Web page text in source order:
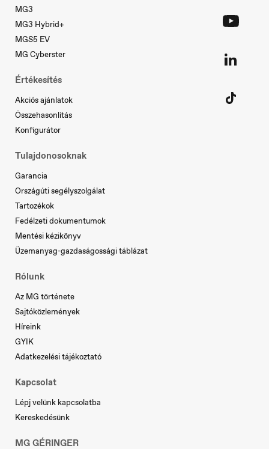
Deutsch
Portugal
Português
Serbia
Srpski
Slovakia
Slovenčina
Slovenia
Slovenščina
MG3
MG3 Hybrid+
MGS5 EV
MG Cyberster
Értékesítés
Akciós ajánlatok
Összehasonlítás
Konfigurátor
Tulajdonosoknak
Garancia
Országúti segélyszolgálat
Tartozékok
Fedélzeti dokumentumok
Mentési kézikönyv
Üzemanyag-gazdaságossági táblázat
Rólunk
Az MG története
Sajtóközlemények
Híreink
GYIK
Adatkezelési tájékoztató
Kapcsolat
Lépj velünk kapcsolatba
Kereskedésünk
MG GÉRINGER